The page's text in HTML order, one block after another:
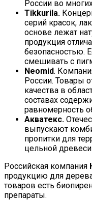
России во
Tikkurila.
серий красок,
основе лежат
продукция
безопасностью.
смешивать с
Neomid.
России. Товары
качества в
составах
равномерность
Акватекс.
выпускают
пропитки для
цельной
Российская компания
продукцию для
товаров есть
препараты.